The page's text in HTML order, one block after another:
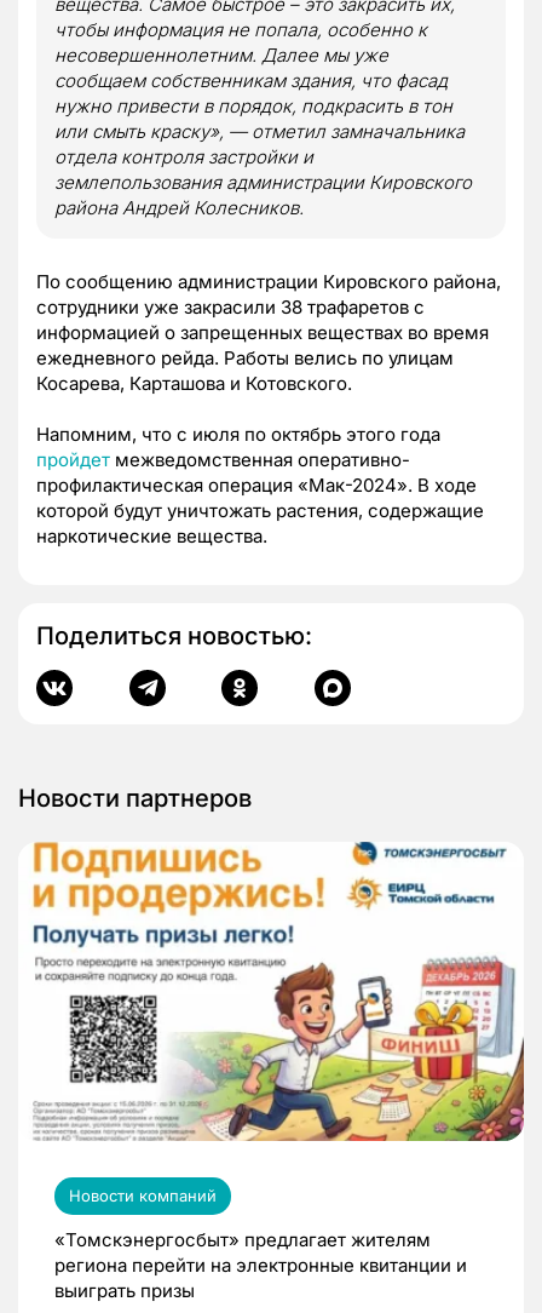
чтобы информация не попала, особенно к
несовершеннолетним. Далее мы уже
сообщаем собственникам здания, что фасад
нужно привести в порядок, подкрасить в тон
или смыть краску», — отметил замначальника
отдела контроля застройки и
землепользования администрации Кировского
района Андрей Колесников.
По сообщению администрации Кировского района,
сотрудники уже закрасили 38 трафаретов с
информацией о запрещенных веществах во время
ежедневного рейда. Работы велись по улицам
Косарева, Карташова и Котовского.
Напомним, что с июля по октябрь этого года
пройдет межведомственная оперативно-
профилактическая операция «Мак-2024». В ходе
которой будут уничтожать растения, содержащие
наркотические вещества.
Поделиться новостью:
Новости партнеров
Новости компаний
«Томскэнергосбыт» предлагает жителям
региона перейти на электронные квитанции и
выиграть призы